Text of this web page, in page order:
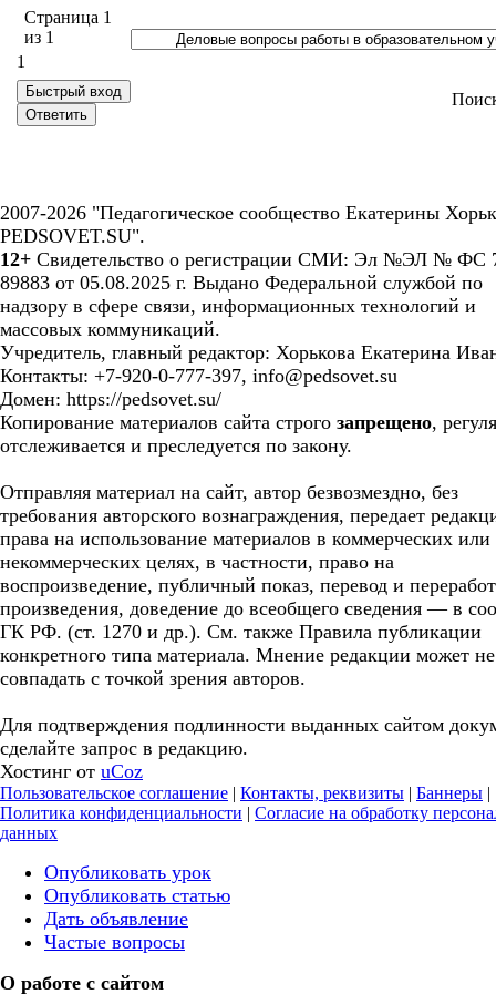
Страница 1
из 1
1
2007-2026 "Педагогическое сообщество Екатерины
PEDSOVET.SU".
12+ Свидетельство о регистрации СМИ: Эл №ЭЛ № ФС
89883 от 05.08.2025 г. Выдано Федеральной службой по
надзору в сфере связи, информационных технологий и
массовых коммуникаций.
Учредитель, главный редактор: Хорькова Екатерина
Контакты: +7-920-0-777-397, info@pedsovet.su
Домен: https://pedsovet.su/
Копирование материалов сайта строго запрещено,
отслеживается и преследуется по закону.
Отправляя материал на сайт, автор безвозмездно, без
требования авторского вознаграждения, передает
права на использование материалов в коммерческих или
некоммерческих целях, в частности, право на
воспроизведение, публичный показ, перевод и
произведения, доведение до всеобщего сведения — в
ГК РФ. (ст. 1270 и др.). См. также Правила публикации
конкретного типа материала. Мнение редакции может не
совпадать с точкой зрения авторов.
Для подтверждения подлинности выданных сайтом
сделайте запрос в редакцию.
Хостинг от uCoz
Пользовательское соглашение | Контакты, реквизиты | Баннеры |
Политика конфиденциальности | Согласие на обработку
данных
Опубликовать урок
Опубликовать статью
Дать объявление
Частые вопросы
О работе с сайтом